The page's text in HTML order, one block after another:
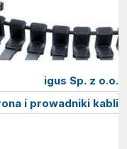
igus Sp. z o.o.
i prowadniki kabli